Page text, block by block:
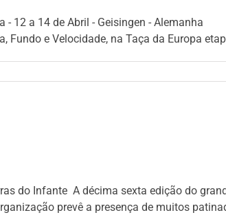
- 12 a 14 de Abril - Geisingen -
Fundo e Velocidade, na Taça da Europa
do Infante A décima sexta edição do
prevê a presença de muitos